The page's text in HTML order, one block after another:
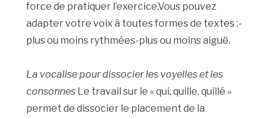
force de pratiquer l’exercice.Vous pouvez
adapter votre voix à toutes formes de textes :-
plus ou moins rythmées-plus ou moins aiguë.
La vocalise pour dissocier les voyelles et les
consonnes Le travail sur le « qui, quille, quillé »
permet de dissocier le placement de la